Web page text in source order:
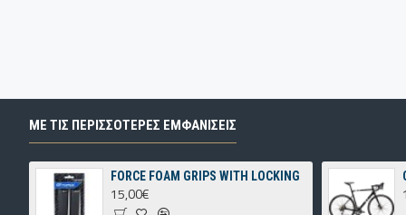
ΜΕ ΤΙΣ ΠΕΡΙΣΣΌΤΕΡΕΣ ΕΜΦΑΝΊΣΕΙΣ
FORCE FOAM GRIPS WITH LOCKING
15,00€